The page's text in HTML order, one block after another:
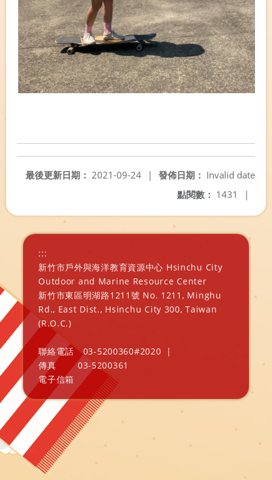
發佈日期： Invalid date
最後更新日期： 2021-09-24
|
點閱數： 1431 |
:::
新竹市戶外與海洋教育資源中心 Hsinchu City
Outdoor and Marine Resource Center
新竹市東區明湖路1211號 No. 1211, Minghu
Rd., East Dist., Hsinchu City 300, Taiwan
(R.O.C.)
聯絡電話 03-5200360#2020
|
傳真
03-5200361
電子信箱